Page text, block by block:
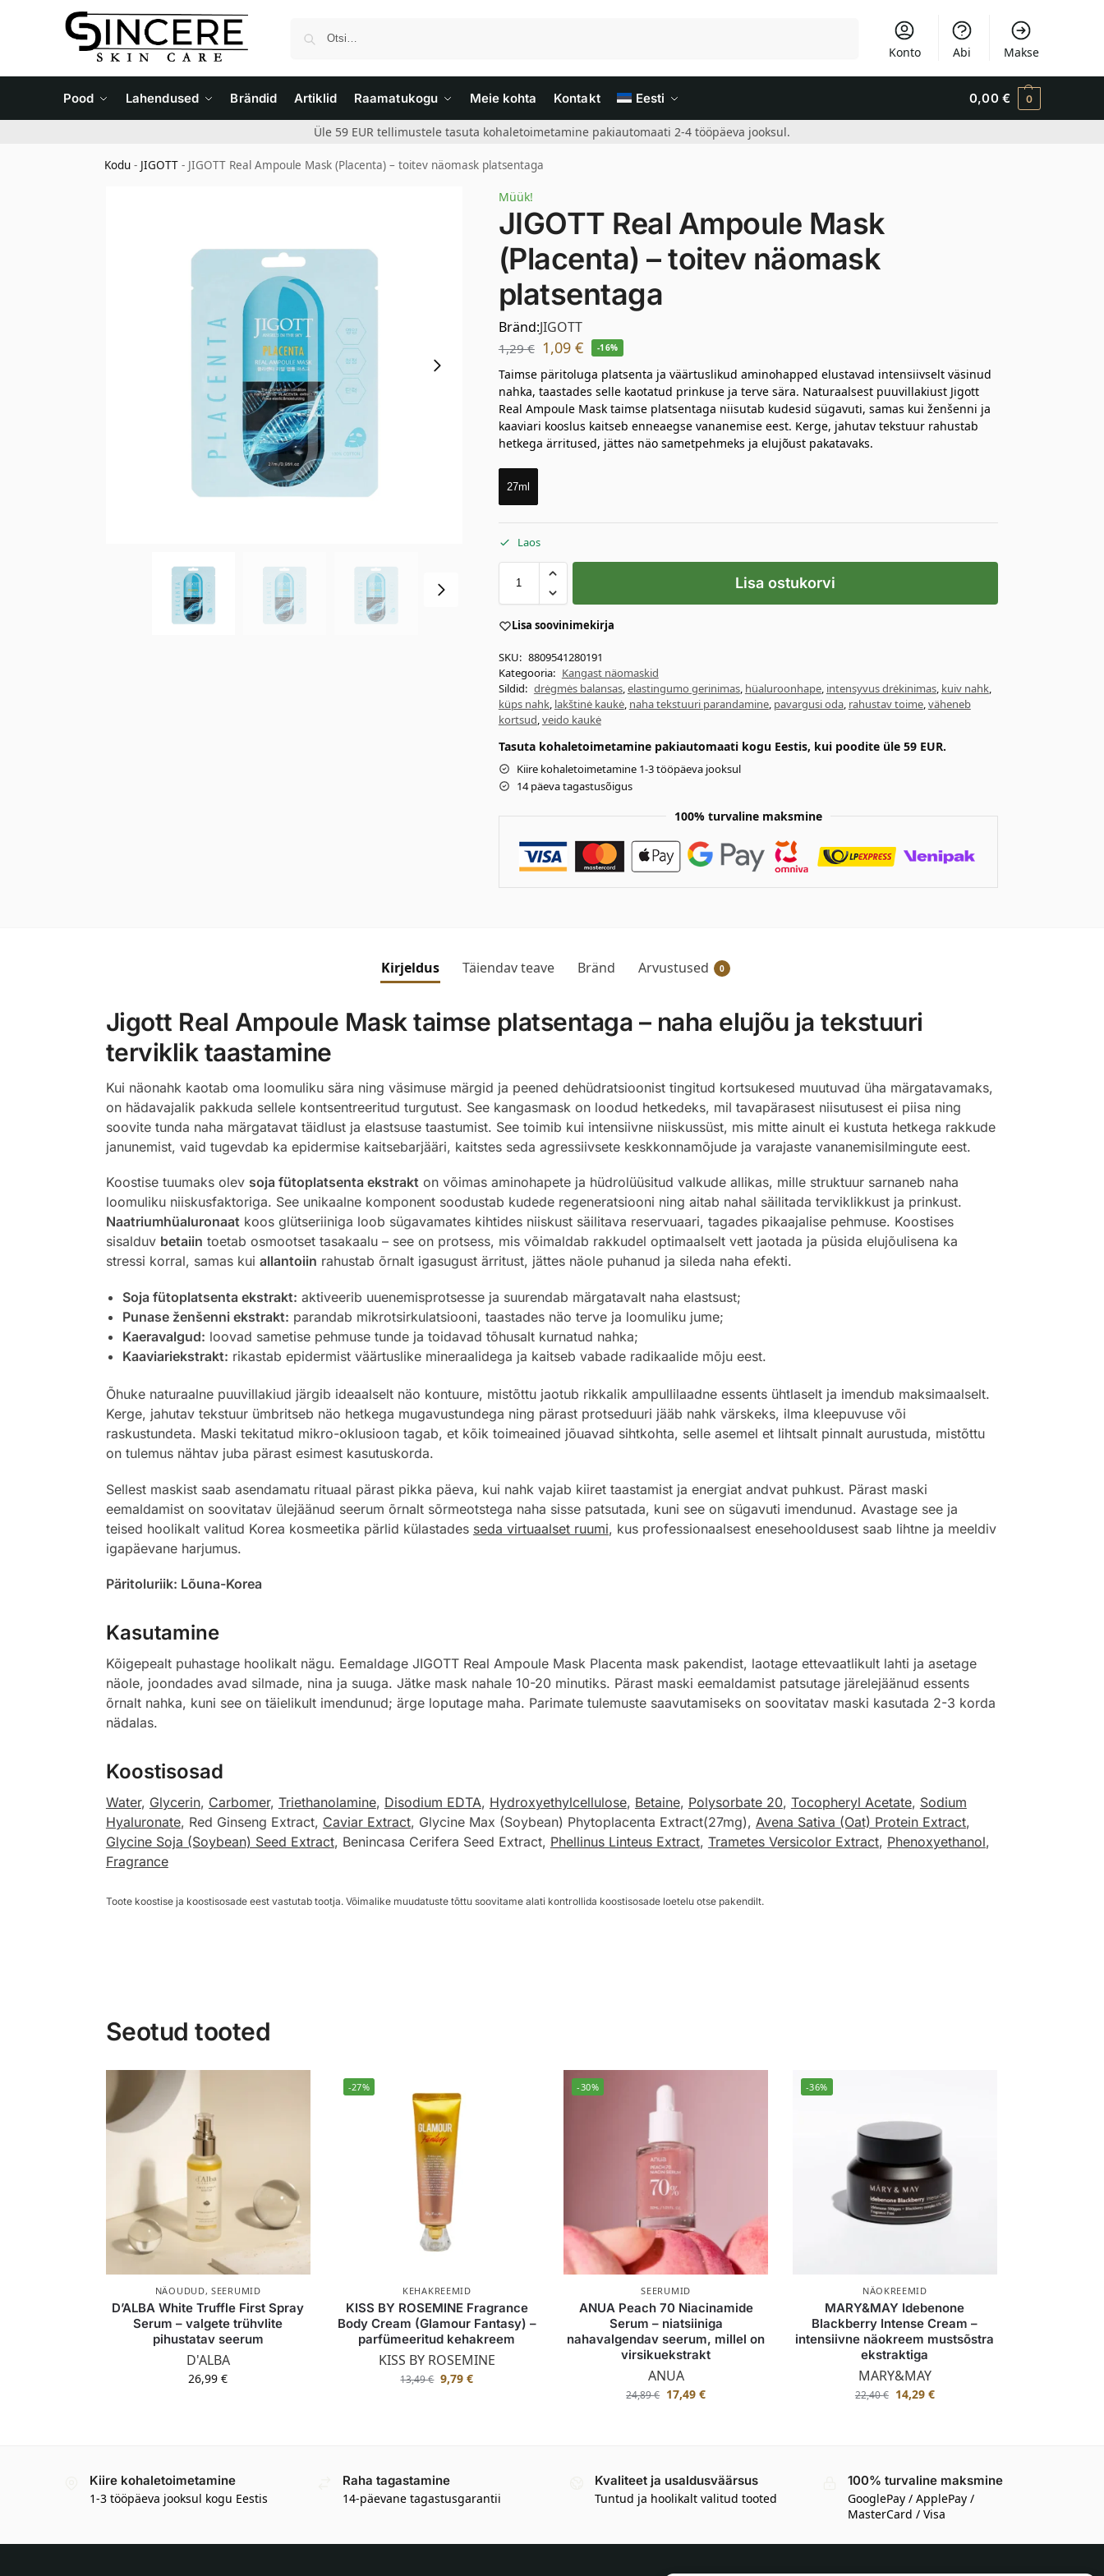
Konto Abi Makse
Pood Lahendused Brändid Artiklid Raamatukogu Meie kohta Kontakt Eesti 0,00 € 0
Üle 59 EUR tellimustele tasuta kohaletoimetamine pakiautomaati 2-4 tööpäeva jooksul.
Kodu - JIGOTT - JIGOTT Real Ampoule Mask (Placenta) – toitev näomask platsentaga
Müük!
JIGOTT Real Ampoule Mask
(Placenta) – toitev näomask
platsentaga
Bränd:JIGOTT
1,29€ 1,09 € -16%
Taimse päritoluga platsenta ja väärtuslikud aminohapped elustavad intensiivselt väsinud
nahka, taastades selle kaotatud prinkuse ja terve sära. Naturaalsest puuvillakiust Jigott
Real Ampoule Mask taimse platsentaga niisutab kudesid sügavuti, samas kui ženšenni ja
kaaviari kooslus kaitseb enneaegse vananemise eest. Kerge, jahutav tekstuur rahustab
hetkega ärritused, jättes näo sametpehmeks ja elujõust pakatavaks.
27ml
Laos
Lisa ostukorvi
Lisa soovinimekirja
SKU: 8809541280191
Kategooria: Kangast näomaskid
Sildid: drėgmės balansas,elastingumo gerinimas, hüaluroonhape, intensyvus drėkinimas, kuiv nahk,
küps nahk, lakštinė kaukė, naha tekstuuri parandamine, pavargusi oda, rahustav toime,väheneb
kortsud,veido kaukė
Tasuta kohaletoimetamine pakiautomaati kogu Eestis, kui poodite üle 59 EUR.
Kiire kohaletoimetamine 1-3 tööpäeva jooksul
14 päeva tagastusõigus
100% turvaline maksmine
Kirjeldus Täiendav teave Bränd Arvustused 0
Jigott Real Ampoule Mask taimse platsentaga – naha elujõu ja tekstuuri
terviklik taastamine
Kui näonahk kaotab oma loomuliku sära ning väsimuse märgid ja peened dehüdratsioonist tingitud kortsukesed muutuvad üha märgatavamaks,
on hädavajalik pakkuda sellele kontsentreeritud turgutust. See kangasmask on loodud hetkedeks, mil tavapärasest niisutusest ei piisa ning
soovite tunda naha märgatavat täidlust ja elastsuse taastumist. See toimib kui intensiivne niiskussüst, mis mitte ainult ei kustuta hetkega rakkude
janunemist, vaid tugevdab ka epidermise kaitsebarjääri, kaitstes seda agressiivsete keskkonnamõjude ja varajaste vananemisilmingute eest.
Koostise tuumaks olev soja fütoplatsenta ekstrakton võimas aminohapete ja hüdrolüüsitud valkude allikas, mille struktuur sarnaneb naha
loomuliku niiskusfaktoriga. See unikaalne komponent soodustab kudede regeneratsiooni ning aitab nahal säilitada terviklikkust ja prinkust.
Naatriumhüaluronaatkoos glütseriiniga loob sügavamates kihtides niiskust säilitava reservuaari, tagades pikaajalise pehmuse. Koostises
sisalduv betaiin toetab osmootset tasakaalu – see on protsess, mis võimaldab rakkudel optimaalselt vett jaotada ja püsida elujõulisena ka
stressi korral, samas kui allantoiin rahustab õrnalt igasugust ärritust, jättes näole puhanud ja sileda naha efekti.
Soja fütoplatsenta ekstrakt: aktiveerib uuenemisprotsesse ja suurendab märgatavalt naha elastsust;
Punase ženšenni ekstrakt: parandab mikrotsirkulatsiooni, taastades näo terve ja loomuliku jume;
Kaeravalgud: loovad sametise pehmuse tunde ja toidavad tõhusalt kurnatud nahka;
Kaaviariekstrakt: rikastab epidermist väärtuslike mineraalidega ja kaitseb vabade radikaalide mõju eest.
Õhuke naturaalne puuvillakiud järgib ideaalselt näo kontuure, mistõttu jaotub rikkalik ampullilaadne essents ühtlaselt ja imendub maksimaalselt.
Kerge, jahutav tekstuur ümbritseb näo hetkega mugavustundega ning pärast protseduuri jääb nahk värskeks, ilma kleepuvuse või
raskustundeta. Maski tekitatud mikro-oklusioon tagab, et kõik toimeained jõuavad sihtkohta, selle asemel et lihtsalt pinnalt aurustuda, mistõttu
on tulemus nähtav juba pärast esimest kasutuskorda.
Sellest maskist saab asendamatu rituaal pärast pikka päeva, kui nahk vajab kiiret taastamist ja energiat andvat puhkust. Pärast maski
eemaldamist on soovitatav ülejäänud seerum õrnalt sõrmeotstega naha sisse patsutada, kuni see on sügavuti imendunud. Avastage see ja
teised hoolikalt valitud Korea kosmeetika pärlid külastades seda virtuaalset ruumi, kus professionaalsest enesehooldusest saab lihtne ja meeldiv
igapäevane harjumus.
Päritoluriik: Lõuna-Korea
Kasutamine
Kõigepealt puhastage hoolikalt nägu. Eemaldage JIGOTT Real Ampoule Mask Placenta mask pakendist, laotage ettevaatlikult lahti ja asetage
näole, joondades avad silmade, nina ja suuga. Jätke mask nahale 10-20 minutiks. Pärast maski eemaldamist patsutage järelejäänud essents
õrnalt nahka, kuni see on täielikult imendunud; ärge loputage maha. Parimate tulemuste saavutamiseks on soovitatav maski kasutada 2-3 korda
nädalas.
Koostisosad
Water, Glycerin, Carbomer, Triethanolamine, Disodium EDTA, Hydroxyethylcellulose, Betaine, Polysorbate 20, Tocopheryl Acetate, Sodium
Hyaluronate, Red Ginseng Extract, Caviar Extract, Glycine Max (Soybean) Phytoplacenta Extract(27mg), Avena Sativa (Oat) Protein Extract,
Glycine Soja (Soybean) Seed Extract, Benincasa Cerifera Seed Extract, Phellinus Linteus Extract, Trametes Versicolor Extract, Phenoxyethanol,
Fragrance
Toote koostise ja koostisosade eest vastutab tootja. Võimalike muudatuste tõttu soovitame alati kontrollida koostisosade loetelu otse pakendilt.
Seotud tooted
NÄOUDUD,SEERUMID
D’ALBA White Truffle First Spray
Serum – valgete trühvlite
pihustatav seerum
D'ALBA
26,99€
-27%
KEHAKREEMID
KISS BY ROSEMINE Fragrance
Body Cream (Glamour Fantasy) –
parfümeeritud kehakreem
KISS BY ROSEMINE
13,49€ 9,79€
-30%
SEERUMID
ANUA Peach 70 Niacinamide
Serum – niatsiiniga
nahavalgendav seerum, millel on
virsikuekstrakt
ANUA
24,89€ 17,49€
-36%
NÄOKREEMID
MARY&MAY Idebenone
Blackberry Intense Cream –
intensiivne näokreem mustsõstra
ekstraktiga
MARY&MAY
22,40€ 14,29 €
Kiire kohaletoimetamine
1-3 tööpäeva jooksul kogu Eestis
Raha tagastamine
14-päevane tagastusgarantii
Kvaliteet ja usaldusväärsus
Tuntud ja hoolikalt valitud tooted
100% turvaline maksmine
GooglePay / ApplePay /
MasterCard / Visa